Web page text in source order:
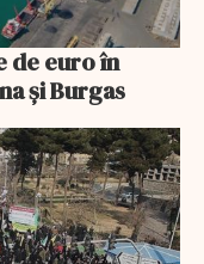
de euro în
și Burgas